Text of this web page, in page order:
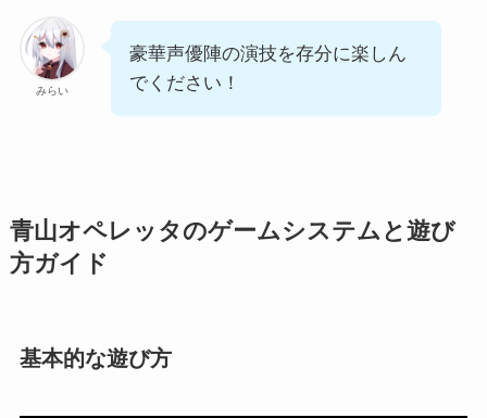
みらい
豪華声優陣の演技を存分に楽しん
でください！
青山オペレッタのゲームシステムと遊び
方ガイド
基本的な遊び方